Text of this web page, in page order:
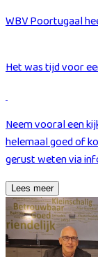
WBV Poortugaal
Het was tijd voor
Neem vooral een
helemaal goed of
gerust weten via
Lees meer